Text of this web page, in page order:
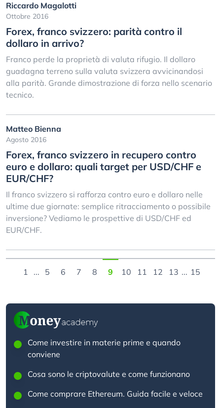
Riccardo Magalotti
Ottobre 2016
Forex, franco svizzero: parità contro il
dollaro in arrivo?
Franco perde la proprietà di valuta rifugio. Il dollaro
guadagna terreno sulla valuta svizzera avvicinandosi
alla parità. Grande dimostrazione di forza nello scenario
tecnico.
Matteo Bienna
Agosto 2016
Forex, franco svizzero in recupero contro
euro e dollaro: quali target per USD/CHF e
EUR/CHF?
Il franco svizzero si rafforza contro euro e dollaro nelle
ultime due giornate: semplice ritracciamento o possibile
inversione? Vediamo le prospettive di USD/CHF ed
EUR/CHF.
1 ... 5 6 7 8 9 10 11 12 13 ... 15
Come investire in materie prime e quando
conviene
Cosa sono le criptovalute e come funzionano
Come comprare Ethereum. Guida facile e veloce